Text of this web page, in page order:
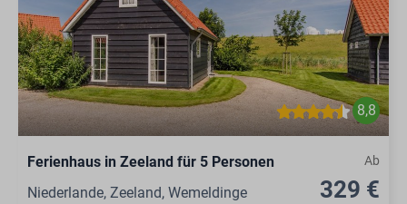
8,8
Ab
329 €
Ferienhaus in Zeeland für 5 Personen
Niederlande, Zeeland, Wemeldinge